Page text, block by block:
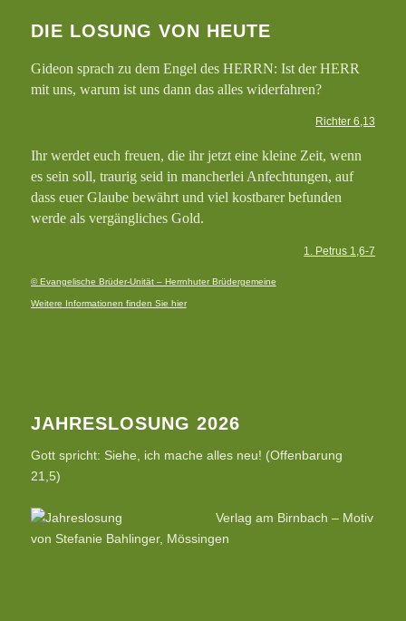
DIE LOSUNG VON HEUTE
Gideon sprach zu dem Engel des HERRN: Ist der HERR
mit uns, warum ist uns dann das alles widerfahren?
Richter 6,13
Ihr werdet euch freuen, die ihr jetzt eine kleine Zeit, wenn
es sein soll, traurig seid in mancherlei Anfechtungen, auf
dass euer Glaube bewährt und viel kostbarer befunden
werde als vergängliches Gold.
1. Petrus 1,6-7
© Evangelische Brüder-Unität – Herrnhuter Brüdergemeine
Weitere Informationen finden Sie hier
JAHRESLOSUNG 2026
Gott spricht: Siehe, ich mache alles neu! (Offenbarung
21,5)
Verlag am Birnbach – Motiv
von Stefanie Bahlinger, Mössingen